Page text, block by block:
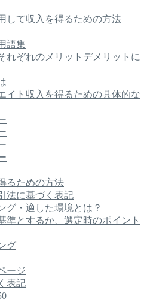
して収入を得るための方法
語集
れぞれのメリットデメリットに
イト収入を得るための具体的な
るための方法
法に基づく表記
グ・適した環境とは？
準とするか、選定時のポイント
グ
ージ
表記